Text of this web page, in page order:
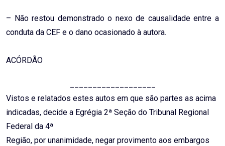
– Não restou demonstrado o nexo de causalidade entre a
conduta da CEF e o dano ocasionado à autora.
ACÓRDÃO
Vistos e relatados estes autos em que são partes as acima
indicadas, decide a Egrégia 2ª Seção do Tribunal Regional
Federal da 4ª
Região, por unanimidade, negar provimento aos embargos